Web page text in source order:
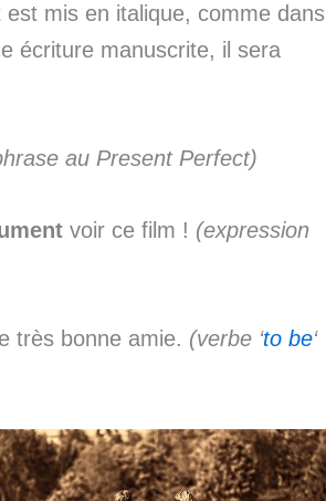
mis en italique, comme dans
écriture manuscrite, il sera
au Present Perfect)
voir ce film ! (expression
très bonne amie. (verbe ‘to be‘